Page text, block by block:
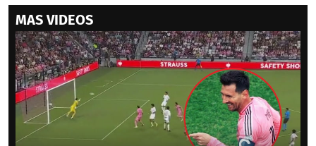
MAS VIDEOS